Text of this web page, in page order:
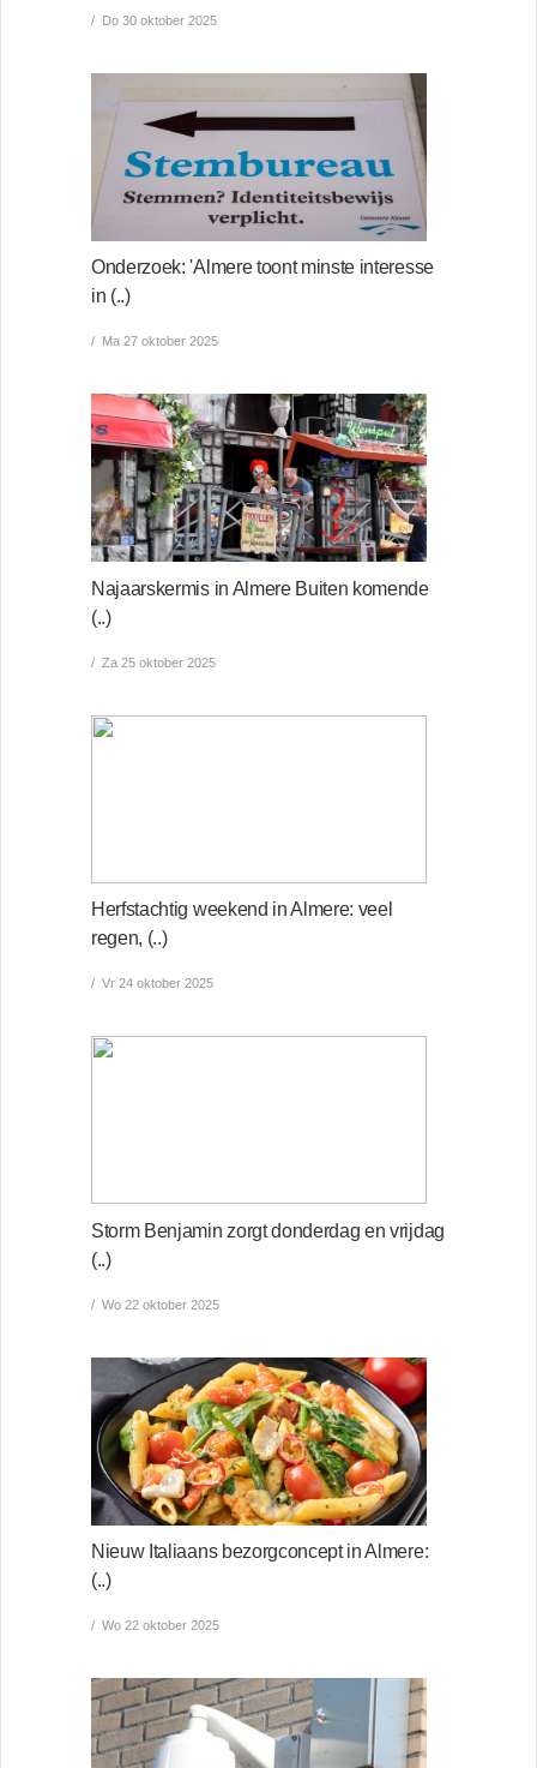
Do 30 oktober 2025
Onderzoek: 'Almere toont minste interesse
in (..)
Ma 27 oktober 2025
Najaarskermis in Almere Buiten komende
(..)
Za 25 oktober 2025
Herfstachtig weekend in Almere: veel
regen, (..)
Vr 24 oktober 2025
Storm Benjamin zorgt donderdag en vrijdag
(..)
Wo 22 oktober 2025
Nieuw Italiaans bezorgconcept in Almere:
(..)
Wo 22 oktober 2025